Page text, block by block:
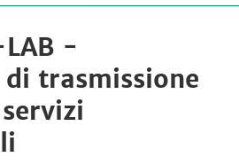
LAB -
trasmissione